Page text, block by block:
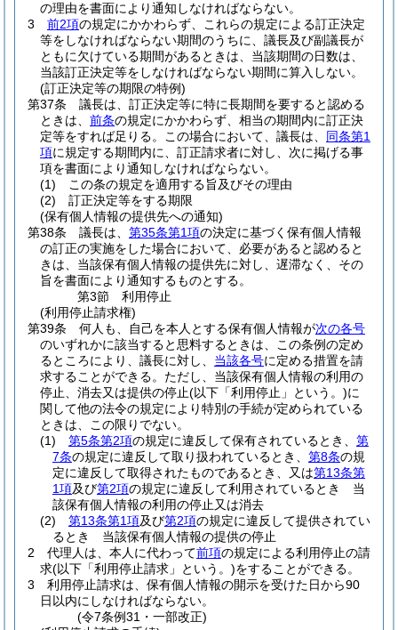
の理由を書面により通知しなければならない。
3
前2項の規定にかかわらず、これらの規定による訂正決定
等をしなければならない期間のうちに、議長及び副議長が
ともに欠けている期間があるときは、当該期間の日数は、
当該訂正決定等をしなければならない期間に算入しない。
(訂正決定等の期限の特例)
第37条
議長は、訂正決定等に特に長期間を要すると認める
ときは、 前条の規定にかかわらず、相当の期間内に訂正決
定等をすれば足りる。
この場合において、議長は、 同条第1
項に規定する期間内に、訂正請求者に対し、次に掲げる事
項を書面により通知しなければならない。
(1)
この条の規定を適用する旨及びその理由
(2)
訂正決定等をする期限
(保有個人情報の提供先への通知)
第38条
議長は、 第35条第1項の決定に基づく保有個人情報
の訂正の実施をした場合において、必要があると認めると
きは、当該保有個人情報の提供先に対し、遅滞なく、その
旨を書面により通知するものとする。
第3節
利用停止
(利用停止請求権)
第39条
何人も、自己を本人とする保有個人情報が次の各号
のいずれかに該当すると思料するときは、この条例の定め
るところにより、議長に対し、 当該各号に定める措置を請
求することができる。 ただし、当該保有個人情報の利用の
停止、消去又は提供の停止(以下「利用停止」という。)に
関して他の法令の規定により特別の手続が定められている
ときは、この限りでない。
(1)
第5条第2項の規定に違反して保有されているとき、 第
7条の規定に違反して取り扱われているとき、 第8条の規
定に違反して取得されたものであるとき、又は第13条第
1項及び第2項の規定に違反して利用されているとき 当
該保有個人情報の利用の停止又は消去
(2)
第13条第1項及び第2項の規定に違反して提供されてい
るとき 当該保有個人情報の提供の停止
2
代理人は、本人に代わって前項の規定による利用停止の請
求(以下「利用停止請求」という。)をすることができる。
3
利用停止請求は、保有個人情報の開示を受けた日から90
日以内にしなければならない。
(令7条例31・一部改正)